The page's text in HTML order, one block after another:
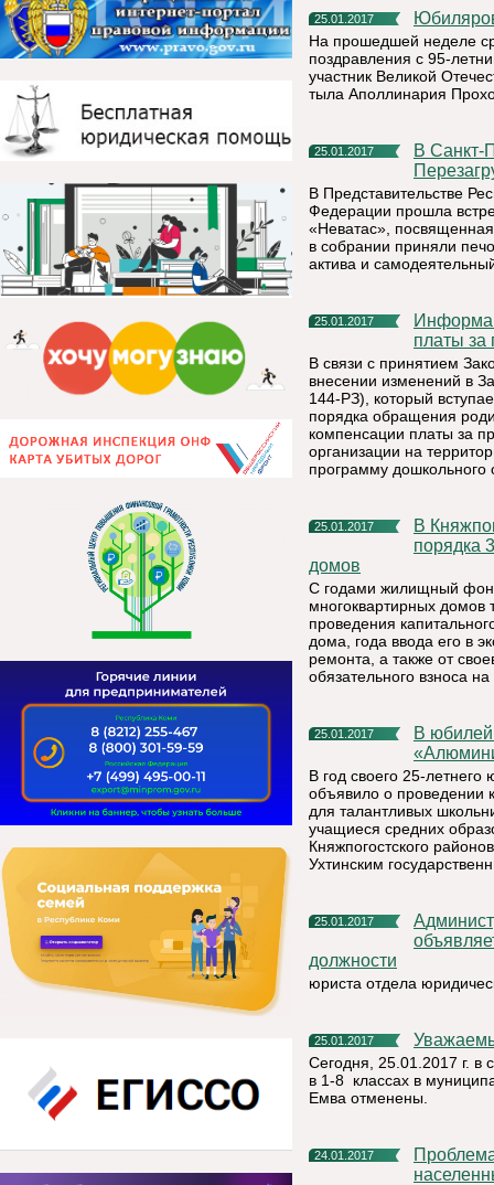
25.01.2017
На прошедшей неделе
поздравления с 95-
участник Великой
тыла Аполлинария
25.01.2017
В Санкт-Петербурге стартовал конкурс «Неватас.
В Представительстве
Федерации прошла
«Неватас»,
в собрании приняли
актива и
25.01.2017
Информация по вопросам предоставления компенсации
платы за
В связи с принятием
внесении изменений в
144-РЗ), который
порядка обращения
компенсации платы за
организации на
программу дошкольного
25.01.2017
в Княжпогостском районе в 2017 году планируется потратить
порядка
домов
С годами жилищный
многоквартирных домов
проведения
дома, года ввода его в
ремонта, а также от
обязательного взноса
25.01.2017
В юбилейный год «Боксит Тимана» предлагает школьникам
В год своего 25-
объявило о проведении
для талантливых
учащиеся средних
Княжпогостского
Ухтинским
25.01.2017
Администрация муниципального района "Княжпогостский"
должности
юриста отдела
25.01.2017
Сегодня, 25.01.2017 г. в
в 1-8 классах в
Емва отменены.
24.01.2017
Проблема задолженности по ЖКХ актуальна для всех